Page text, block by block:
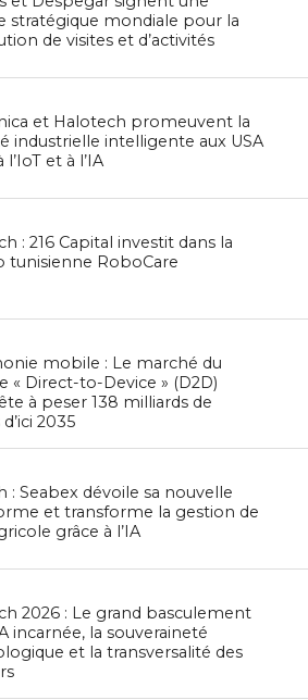
stratégique mondiale pour la
de visites et d’activités
et Halotech promeuvent la
industrielle intelligente aux USA
l’IoT et à l’IA
: 216 Capital investit dans la
tunisienne RoboCare
mobile : Le marché du
« Direct-to-Device » (D2D)
à peser 138 milliards de
2035
: Seabex dévoile sa nouvelle
et transforme la gestion de
grâce à l’IA
2026 : Le grand basculement
incarnée, la souveraineté
et la transversalité des